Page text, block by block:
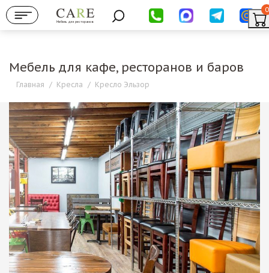
Мебель для ресторанов
0
Мебель для кафе, ресторанов и баров
Главная / Кресла / Кресло Эльзор